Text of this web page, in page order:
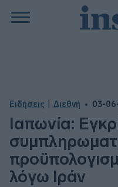
Ειδήσεις Διεθνή 03-
Ιαπωνία:
λόγω Ιράν